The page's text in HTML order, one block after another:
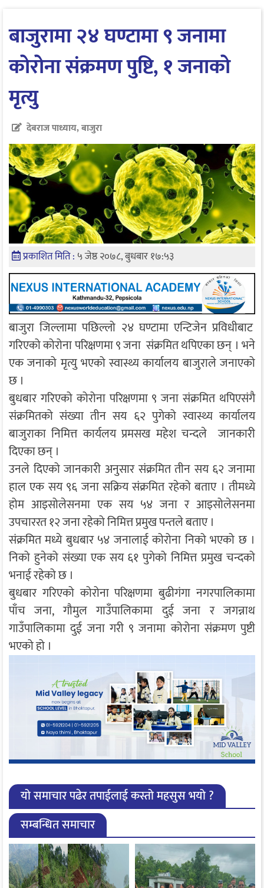
बाजुरामा २४ घण्टामा ९ जनामा
काेराेना संक्रमण पुष्टि, १ जनाकाे
मृत्यु
देबराज पाध्याय, बाजुरा
प्रकाशित मिति : ५ जेष्ठ २०७८, बुधबार १७:५३
बाजुरा जिल्लामा पछिल्लो २४ घण्टामा एन्टिजेन प्रविधीबाट
गरिएको कोरोना परिक्षणमा ९ जना संक्रमित थपिएका छन् । भने
एक जनाको मृत्यु भएको स्वास्थ्य कार्यालय बाजुराले जनाएको
छ ।
बुधबार गरिएको कोरोना परिक्षणमा ९ जना संक्रमित थपिएसंगै
संक्रमितको संख्या तीन सय ६२ पुगेको स्वास्थ्य कार्यालय
बाजुराका निमित्त कार्यलय प्रमसख महेश चन्दले जानकारी
दिएका छन् ।
उनले दिएको जानकारी अनुसार संक्रमित तीन सय ६२ जनामा
हाल एक सय ९६ जना सक्रिय संक्रमित रहेको बताए । तीमध्ये
होम आइसोलेसनमा एक सय ५४ जना र आइसोलेसनमा
उपचाररत १२ जना रहेको निमित्त प्रमुख पन्तले बताए ।
संक्रमित मध्ये बुधबार ५४ जनालाई कोरोना निको भएको छ ।
निको हुनेको संख्या एक सय ६१ पुगेको निमित्त प्रमुख चन्दको
भनाई रहेको छ ।
बुधबार गरिएको कोरोना परिक्षणमा बुढीगंगा नगरपालिकामा
पाँच जना, गौमुल गाउँपालिकामा दुई जना र जगन्नाथ
गाउँपालिकामा दुई जना गरी ९ जनामा कोरोना संक्रमण पुष्टी
भएको हो ।
यो समाचार पढेर तपाईलाई कस्तो महसुस भयो ?
सम्बन्धित समाचार